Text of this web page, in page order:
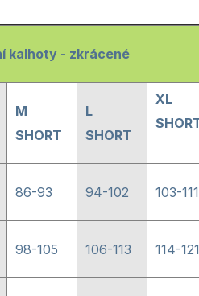
kalhoty - zkrácené
M
SHORT
L
SHORT
XL
86-93 94-102 103-111
98-105 106-113 114-121